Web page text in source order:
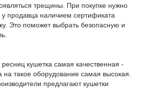
трещины. При покупке нужно
у продавца наличием сертификата
Это поможет выбрать безопасную и
кушетка самая качественная -
на такое оборудование самая высокая.
предлагают кушетки